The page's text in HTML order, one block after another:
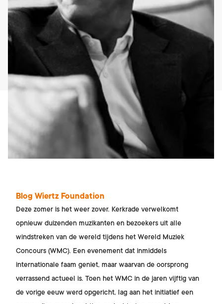
Blog Wiertz Foundation
Deze zomer is het weer zover. Kerkrade verwelkomt
opnieuw duizenden muzikanten en bezoekers uit alle
windstreken van de wereld tijdens het Wereld Muziek
Concours (WMC). Een evenement dat inmiddels
internationale faam geniet, maar waarvan de oorsprong
verrassend actueel is. Toen het WMC in de jaren vijftig van
de vorige eeuw werd opgericht, lag aan het initiatief een